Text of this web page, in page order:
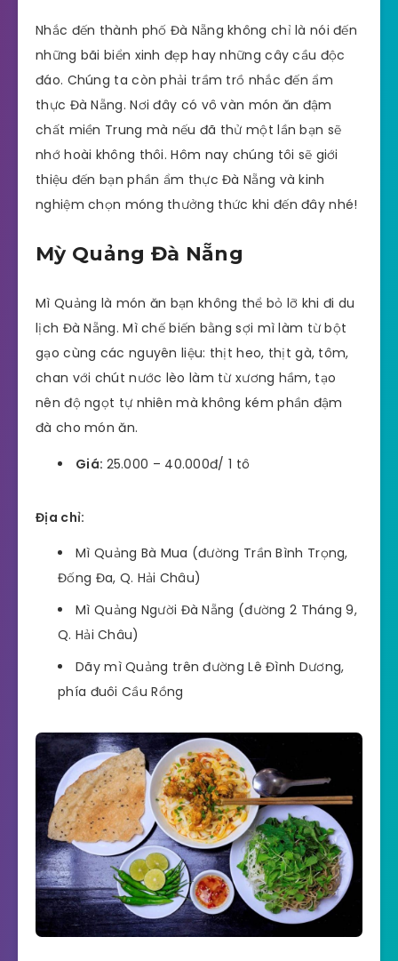
Nhắc đến thành phố Đà Nẵng không chỉ là nói đến
những bãi biển xinh đẹp hay những cây cầu độc
đáo. Chúng ta còn phải trầm trồ nhắc đến ẩm
thực Đà Nẵng. Nơi đây có vô vàn món ăn đậm
chất miền Trung mà nếu đã thử một lần bạn sẽ
nhớ hoài không thôi. Hôm nay chúng tôi sẽ giới
thiệu đến bạn phần ẩm thực Đà Nẵng và kinh
nghiệm chọn móng thưởng thức khi đến đây nhé!
Mỳ Quảng Đà Nẵng
Mì Quảng là món ăn bạn không thể bỏ lỡ khi đi du
lịch Đà Nẵng. Mì chế biến bằng sợi mì làm từ bột
gạo cùng các nguyên liệu: thịt heo, thịt gà, tôm,
chan với chút nước lèo làm từ xương hầm, tạo
nên độ ngọt tự nhiên mà không kém phần đậm
đà cho món ăn.
Giá: 25.000 – 40.000đ/ 1 tô
Địa chỉ:
Mì Quảng Bà Mua (đường Trần Bình Trọng,
Đống Đa, Q. Hải Châu)
Mì Quảng Người Đà Nẵng (đường 2 Tháng 9,
Q. Hải Châu)
Dãy mì Quảng trên đường Lê Đình Dương,
phía đuôi Cầu Rồng